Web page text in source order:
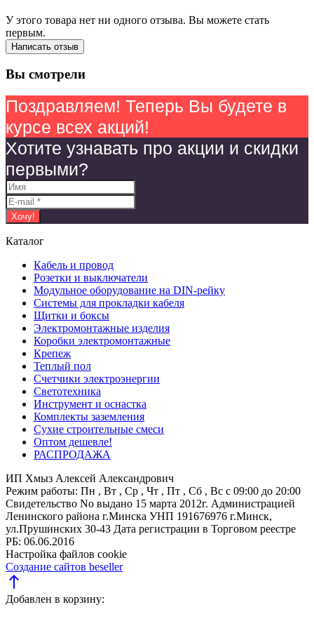
У этого товара нет ни одного отзыва. Вы можете стать
первым.
Написать отзыв
Вы смотрели
Поздравляем! Теперь Вы будете в
курсе всех акций!
Хотите узнавать про акции и скидки
первыми?
Каталог
Кабель и провод
Розетки и выключатели
Модульное оборудование на DIN-рейку
Системы для прокладки кабеля
Щитки и боксы
Электромонтажные изделия
Коробки электромонтажные
Крепеж
Теплый пол
Счетчики электроэнергии
Светотехника
Инструмент и оснастка
Комплекты заземления
Сухие строительные смеси
Оптом дешевле!
РАСПРОДАЖА
ИП Хмыз Алексей Александрович
Режим работы: Пн , Вт , Ср , Чт , Пт , Сб , Вс c 09:00 до 20:00
Свидетельство No выдано 15 марта 2012г. Администрацией
Ленинского района г.Минска УНП 191676976 г.Минск,
ул.Прушинских 30-43 Дата регистрации в Торговом реестре
РБ: 06.06.2016
Настройка файлов cookie
Создание сайтов beseller
north
Добавлен в корзину: